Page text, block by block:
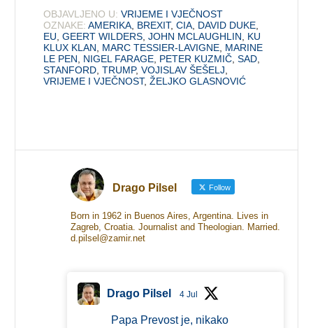
OBJAVLJENO U: VRIJEME I VJEČNOST
OZNAKE: AMERIKA BREXIT,CIA DAVID DUKE
EU ,GEERT WILDERS ,JOHN MCLAUGHLIN
KU
KLUX KLAN
MARC TESSIER-LAVIGNE MARINE
LE PEN
NIGEL FARAGE PETER KUZMIČ ,SAD
STANFORD ,TRUMP,VOJISLAV ŠEŠELJ
VRIJEME I VJEČNOST,ŽELJKO GLASNOVIĆ
Drago Pilsel Follow
Born in 1962 in Buenos Aires, Argentina. Lives in
Zagreb, Croatia. Journalist and Theologian. Married.
d.pilsel@zamir.net
Drago Pilsel 4 Jul
Papa Prevost je, nikako